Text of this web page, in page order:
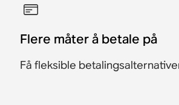
Flere måter å betale på
Få fleksible